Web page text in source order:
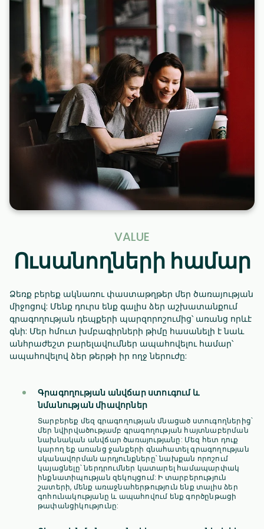
VALUE
Ուսանողների համար
Ձեռք բերեք ակնառու փաստաթղթեր մեր ծառայության
միջոցով: Մենք դուրս ենք գալիս ձեր աշխատանքում
գրագողության դեպքերի պարզորոշումից՝ առանց որևէ
գնի: Մեր հմուտ խմբագիրների թիմը հասանելի է նաև
անհրաժեշտ բարելավումներ ապահովելու համար՝
ապահովելով ձեր թերթի իր ողջ ներուժը:
Գրագողության անվճար ստուգում և
նմանության միավորներ
Տարբերեք մեզ գրագողության մնացած ստուգողներից՝
մեր նվիրվածությամբ գրագողության հայտնաբերման
նախնական անվճար ծառայությանը: Մեզ հետ դուք
կարող եք առանց ջանքերի գնահատել գրագողության
սկանավորման արդյունքները՝ նախքան որոշում
կայացնելը՝ ներդրումներ կատարել համապարփակ
ինքնատիպության զեկույցում: Ի տարբերություն
շատերի, մենք առաջնահերթություն ենք տալիս ձեր
գոհունակությանը և ապահովում ենք գործընթացի
թափանցիկությունը: